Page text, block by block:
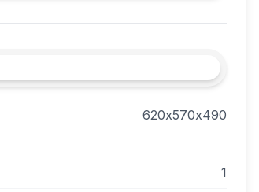
620х570х490
1